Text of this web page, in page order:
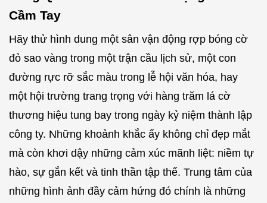
Cầm Tay
Hãy thử hình dung một sân vận động rợp bóng cờ
đỏ sao vàng trong một trận cầu lịch sử, một con
đường rực rỡ sắc màu trong lễ hội văn hóa, hay
một hội trường trang trọng với hàng trăm lá cờ
thương hiệu tung bay trong ngày kỷ niệm thành lập
công ty. Những khoảnh khắc ấy không chỉ đẹp mắt
mà còn khơi dậy những cảm xúc mãnh liệt: niềm tự
hào, sự gắn kết và tinh thần tập thể. Trung tâm của
những hình ảnh đầy cảm hứng đó chính là những